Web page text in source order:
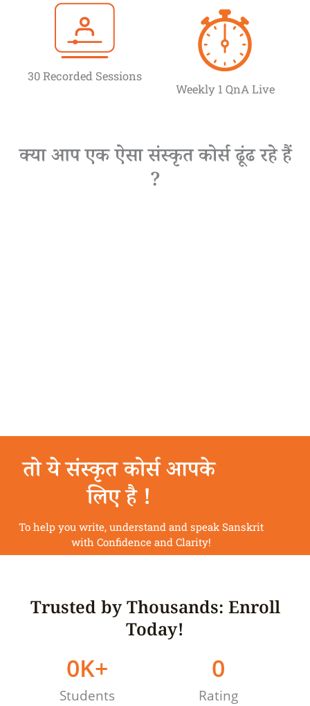
30 Recorded Sessions
Weekly 1 QnA Live
क्या आप एक ऐसा संस्कृत कोर्स ढूंढ रहे हैं
?
तो ये संस्कृत कोर्स आपके
लिए है !
To help you write, understand and speak Sanskrit
with Confidence and Clarity!
Trusted by Thousands: Enroll
Today!
Students
0K+
Rating
0